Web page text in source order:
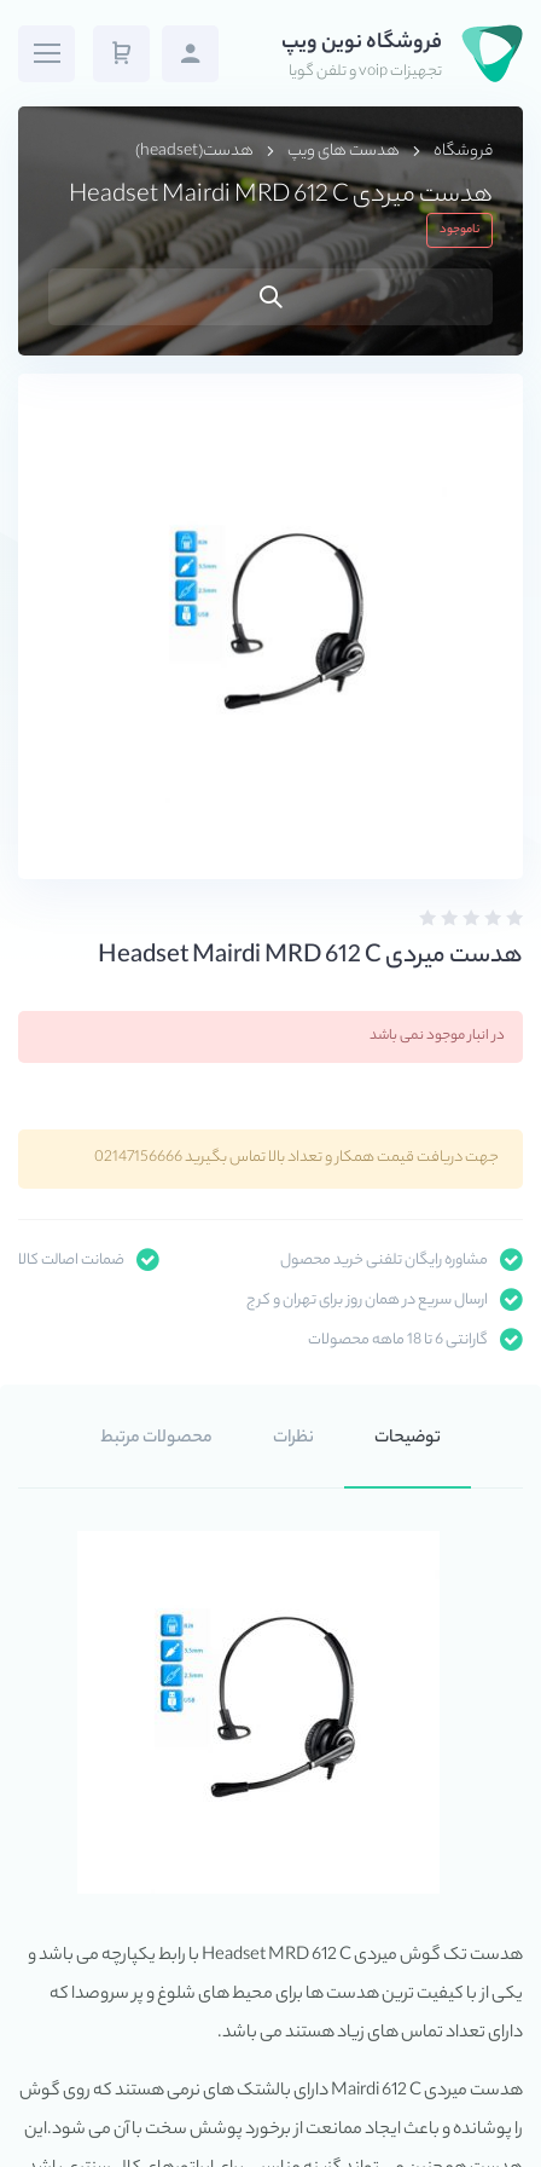
فروشگاه نوین ویپ
تجهیزات voip و تلفن گویا
فروشگاه هدست های ویپ هدست(headset)
هدست میردی Headset Mairdi MRD 612 C
ناموجود
هدست میردی Headset Mairdi MRD 612 C
در انبار موجود نمی باشد
جهت دریافت قیمت همکار و تعداد بالا تماس بگیرید 02147156666
مشاوره رایگان تلفنی خرید محصول
ضمانت اصالت کالا
ارسال سریع در همان روز برای تهران و کرج
گارانتی 6 تا 18 ماهه محصولات
توضیحات نظرات محصولات مرتبط
هدست تک گوش میردی Headset MRD 612 C با رابط یکپارچه می باشد و
یکی از با کیفیت ترین هدست ها برای محیط های شلوغ و پر سروصدا که
دارای تعداد تماس های زیاد هستند می باشد.
هدست میردی Mairdi 612 C دارای بالشتک های نرمی هستند که روی گوش
را پوشانده و باعث ایجاد ممانعت از برخورد پوشش سخت با آن می شود.این